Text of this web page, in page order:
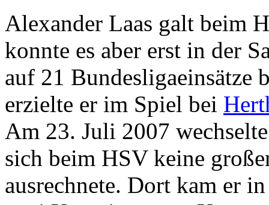
Alexander Laas galt beim
konnte es aber erst in der
auf 21 Bundesligaeinsätze
erzielte er im Spiel bei
Am 23. Juli 2007
sich beim HSV keine
ausrechnete. Dort kam er